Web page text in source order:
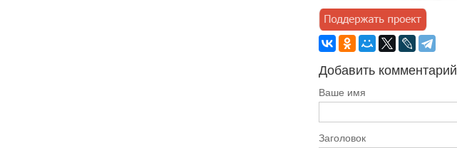
Добавить комментарий
Ваше имя
Заголовок